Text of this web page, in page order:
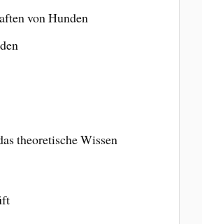
von Hunden
theoretische Wissen